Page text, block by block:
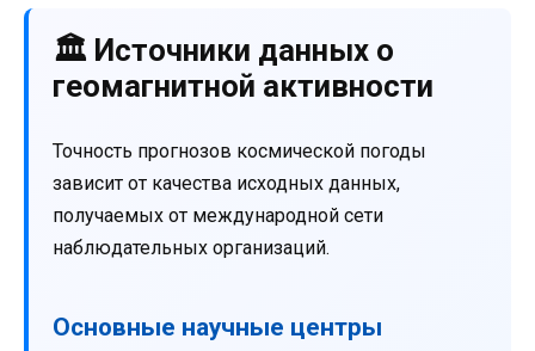
🏛️ Источники данных о
геомагнитной активности
Точность прогнозов космической погоды
зависит от качества исходных данных,
получаемых от международной сети
наблюдательных организаций.
Основные научные центры